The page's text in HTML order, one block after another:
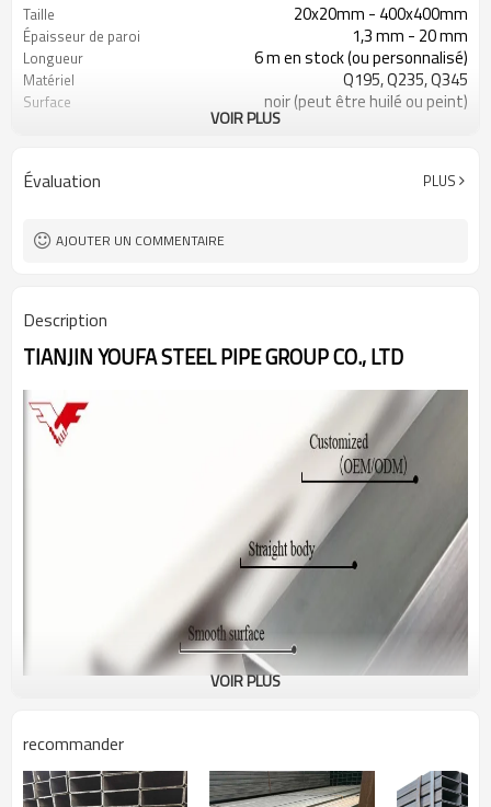
Taille 20x20mm - 400x400mm
Épaisseur de paroi 1,3 mm - 20 mm
Longueur 6 m en stock (ou personnalisé)
Matériel Q195, Q235, Q345
Surface noir (peut être huilé ou peint)
en paquets avec emballage PVC
Standard
Lignes de production 10
Application
VOIR PLUS
Évaluation PLUS
AJOUTER UN COMMENTAIRE
Description
TIANJIN YOUFA STEEL PIPE GROUP CO., LTD
VOIR PLUS
recommander